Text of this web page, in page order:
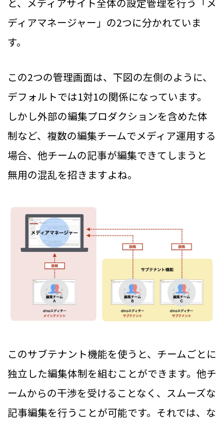
ディアマネージャー」の2つに分かれていま
す。
この2つの管理画面は、下図の左側のように、
デフォルトでは1対1の関係になっています。
しかし外部の編集プロダクションを含めた体
制など、複数の編集チームでメディア運用する
場合、他チームの記事が編集できてしまうと
無用の混乱を招きますよね。
このサブテナント機能を使うと、チームごとに
独立した編集体制を組むことができます。他チ
ームからの干渉を受けることなく、スムーズな
記事編集を行うことが可能です。それでは、な